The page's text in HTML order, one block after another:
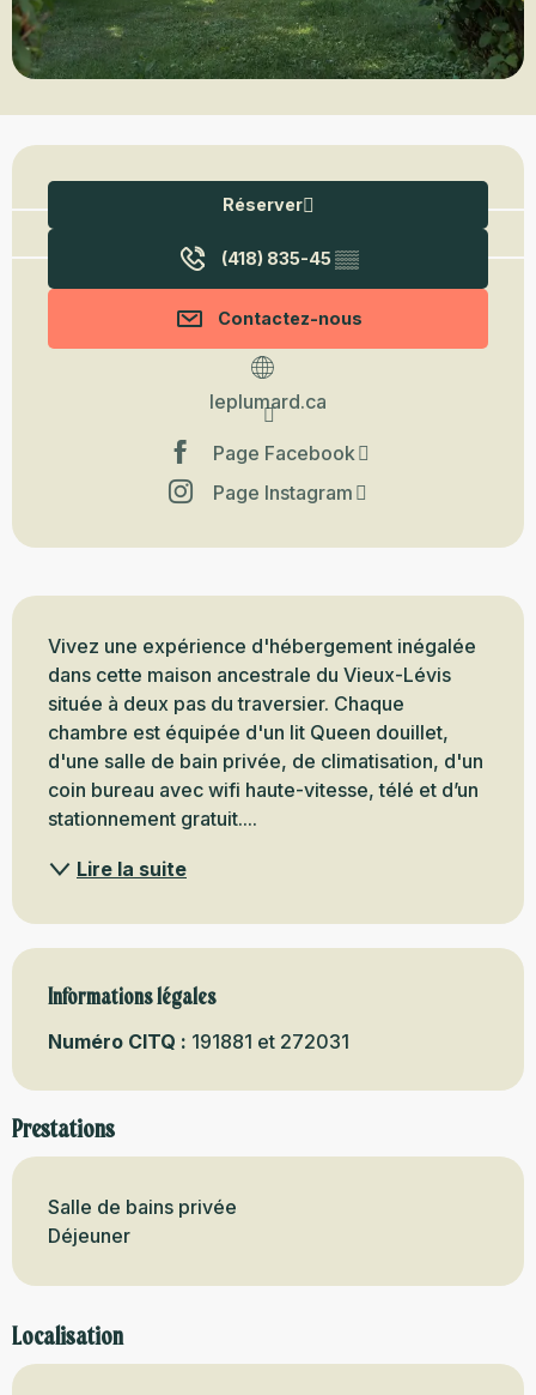
Ouverture et coordonnées
Réserver
(418) 835-45 ▒▒
Contactez-nous
leplumard.ca
Page Facebook
Page Instagram
Description
Vivez une expérience d'hébergement inégalée
dans cette maison ancestrale du Vieux-Lévis
située à deux pas du traversier. Chaque
chambre est équipée d'un lit Queen douillet,
d'une salle de bain privée, de climatisation, d'un
coin bureau avec wifi haute-vitesse, télé et d’un
stationnement gratuit....
Lire la suite
Informations légales
Informations légales
Numéro CITQ : 191881 et 272031
Prestations
Salle de bains privée
Déjeuner
Localisation